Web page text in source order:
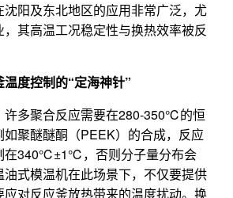
阳及东北地区的应用非常广泛，尤
其高温工况稳定性与换热效率被反
度控制的“定海神针”
许多聚合反应需要在280-350℃的恒
聚醚醚酮（PEEK）的合成，反应
在340℃±1℃，否则分子量分布会
式模温机在此场景下，不仅要提供
对反应釜放热带来的温度扰动。换